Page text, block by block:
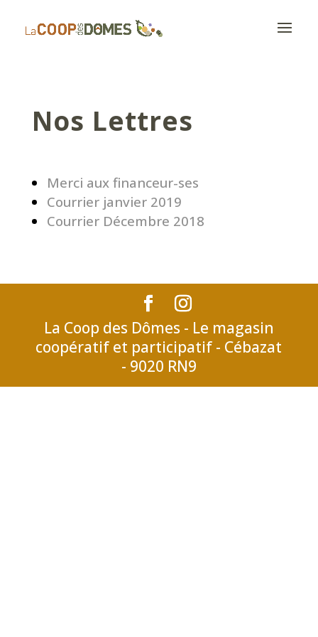
Nos Lettres
Merci aux financeur-ses
Courrier janvier 2019
Courrier Décembre 2018
La Coop des Dômes - Le magasin
coopératif et participatif - Cébazat
- 9020 RN9